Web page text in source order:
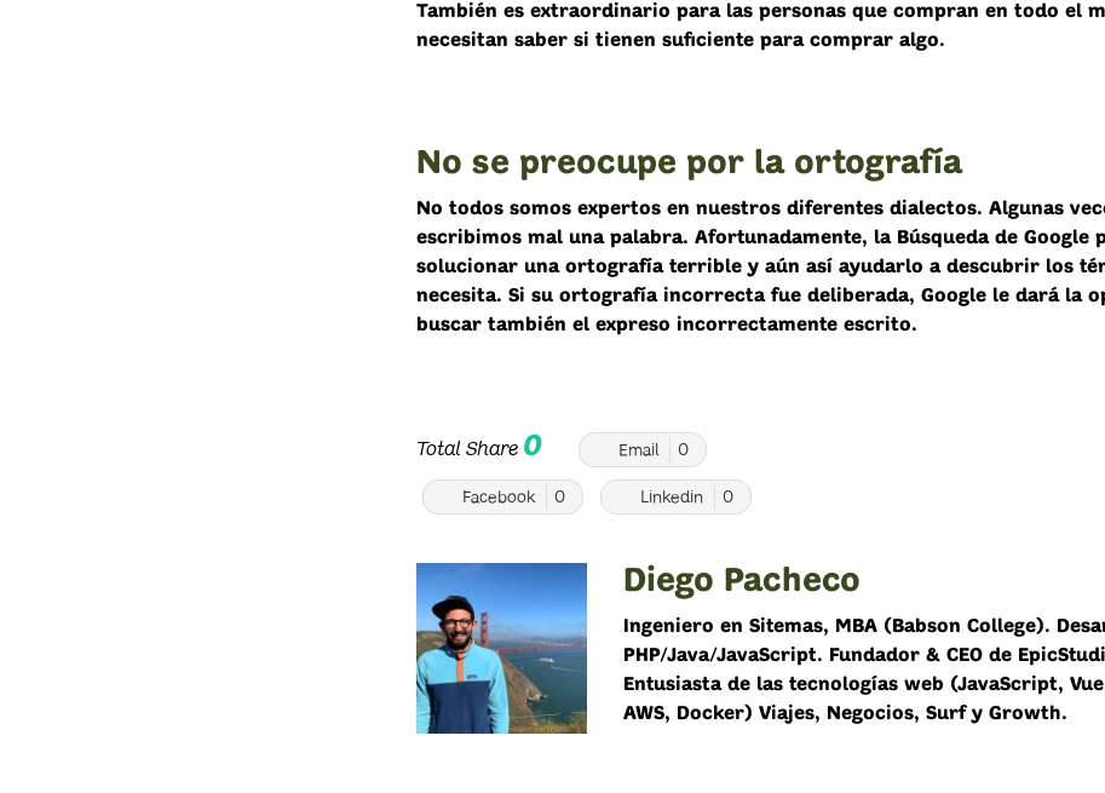
También es extraordinario para las personas que compran en todo el
necesitan saber si tienen suficiente para comprar algo.
No se preocupe por la ortografía
No todos somos expertos en nuestros diferentes dialectos. Algunas
escribimos mal una palabra. Afortunadamente, la Búsqueda de Google
solucionar una ortografía terrible y aún así ayudarlo a descubrir los
necesita. Si su ortografía incorrecta fue deliberada, Google le dará la
buscar también el expreso incorrectamente escrito.
Total Share 0 Email 0
Facebook 0 Linkedin 0
Diego Pacheco
Ingeniero en Sitemas, MBA (Babson College).
PHP/Java/JavaScript. Fundador & CEO de
Entusiasta de las tecnologías web (JavaScript,
AWS, Docker) Viajes, Negocios, Surf y Growth.